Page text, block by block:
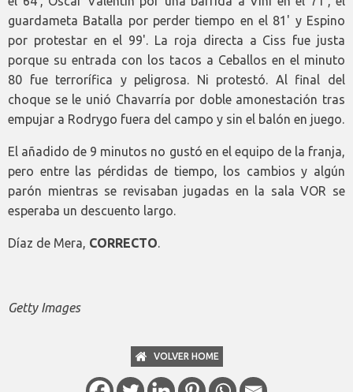
guardameta Batalla por perder tiempo en el 81' y Espino
por protestar en el 99'. La roja directa a Ciss fue justa
porque su entrada con los tacos a Ceballos en el minuto
80 fue terrorífica y peligrosa. Ni protestó. Al final del
choque se le unió Chavarría por doble amonestación tras
empujar a Rodrygo fuera del campo y sin el balón en juego.
El añadido de 9 minutos no gustó en el equipo de la franja,
pero entre las pérdidas de tiempo, los cambios y algún
parón mientras se revisaban jugadas en la sala VOR se
esperaba un descuento largo.
Díaz de Mera, CORRECTO.
Getty Images
VOLVER HOME